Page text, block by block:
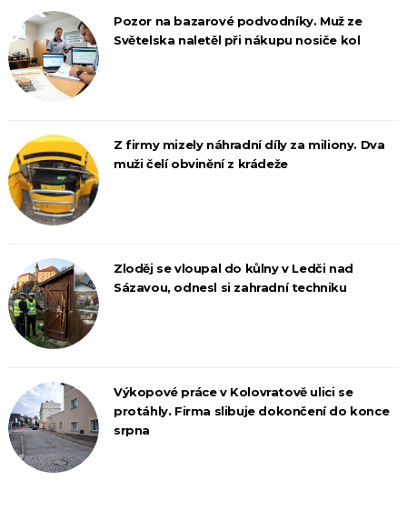
Pozor na bazarové podvodníky. Muž ze
Světelska naletěl při nákupu nosiče kol
Z firmy mizely náhradní díly za miliony. Dva
muži čelí obvinění z krádeže
Zloděj se vloupal do kůlny v Ledči nad
Sázavou, odnesl si zahradní techniku
Výkopové práce v Kolovratově ulici se
protáhly. Firma slibuje dokončení do konce
srpna